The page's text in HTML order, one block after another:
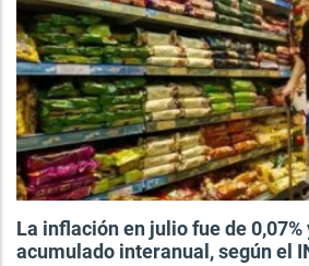
La inflación en julio fue de 0,07%
acumulado interanual, según el